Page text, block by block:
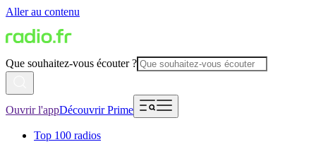
Aller au contenu
Que souhaitez-vous écouter ?
Ouvrir l'appDécouvrir Prime
Top 100 radios